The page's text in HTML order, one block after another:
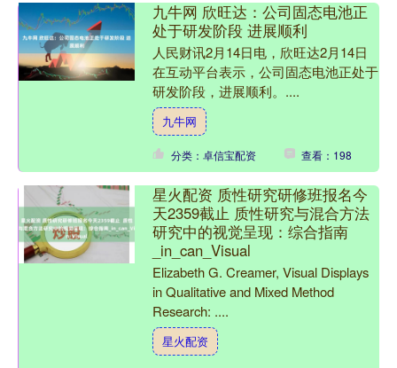
九牛网 欣旺达：公司固态电池正
处于研发阶段 进展顺利
人民财讯2月14日电，欣旺达2月14日
在互动平台表示，公司固态电池正处于
研发阶段，进展顺利。....
九牛网
分类：卓信宝配资 查看：198
星火配资 质性研究研修班报名今
天2359截止 质性研究与混合方法
研究中的视觉呈现：综合指南
_in_can_Visual
Elizabeth G. Creamer, Visual Displays
in Qualitative and Mixed Method
Research: ....
星火配资